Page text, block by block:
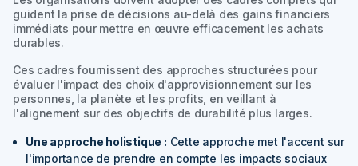
guident la prise de décisions au-delà des gains financiers
immédiats pour mettre en œuvre efficacement les achats
durables.
Ces cadres fournissent des approches structurées pour
évaluer l'impact des choix d'approvisionnement sur les
personnes, la planète et les profits, en veillant à
l'alignement sur des objectifs de durabilité plus larges.
Une approche holistique : Cette approche met l'accent sur
l'importance de prendre en compte les impacts sociaux